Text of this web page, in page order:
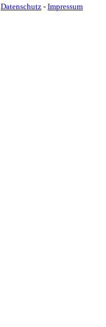
Datenschutz - Impressum